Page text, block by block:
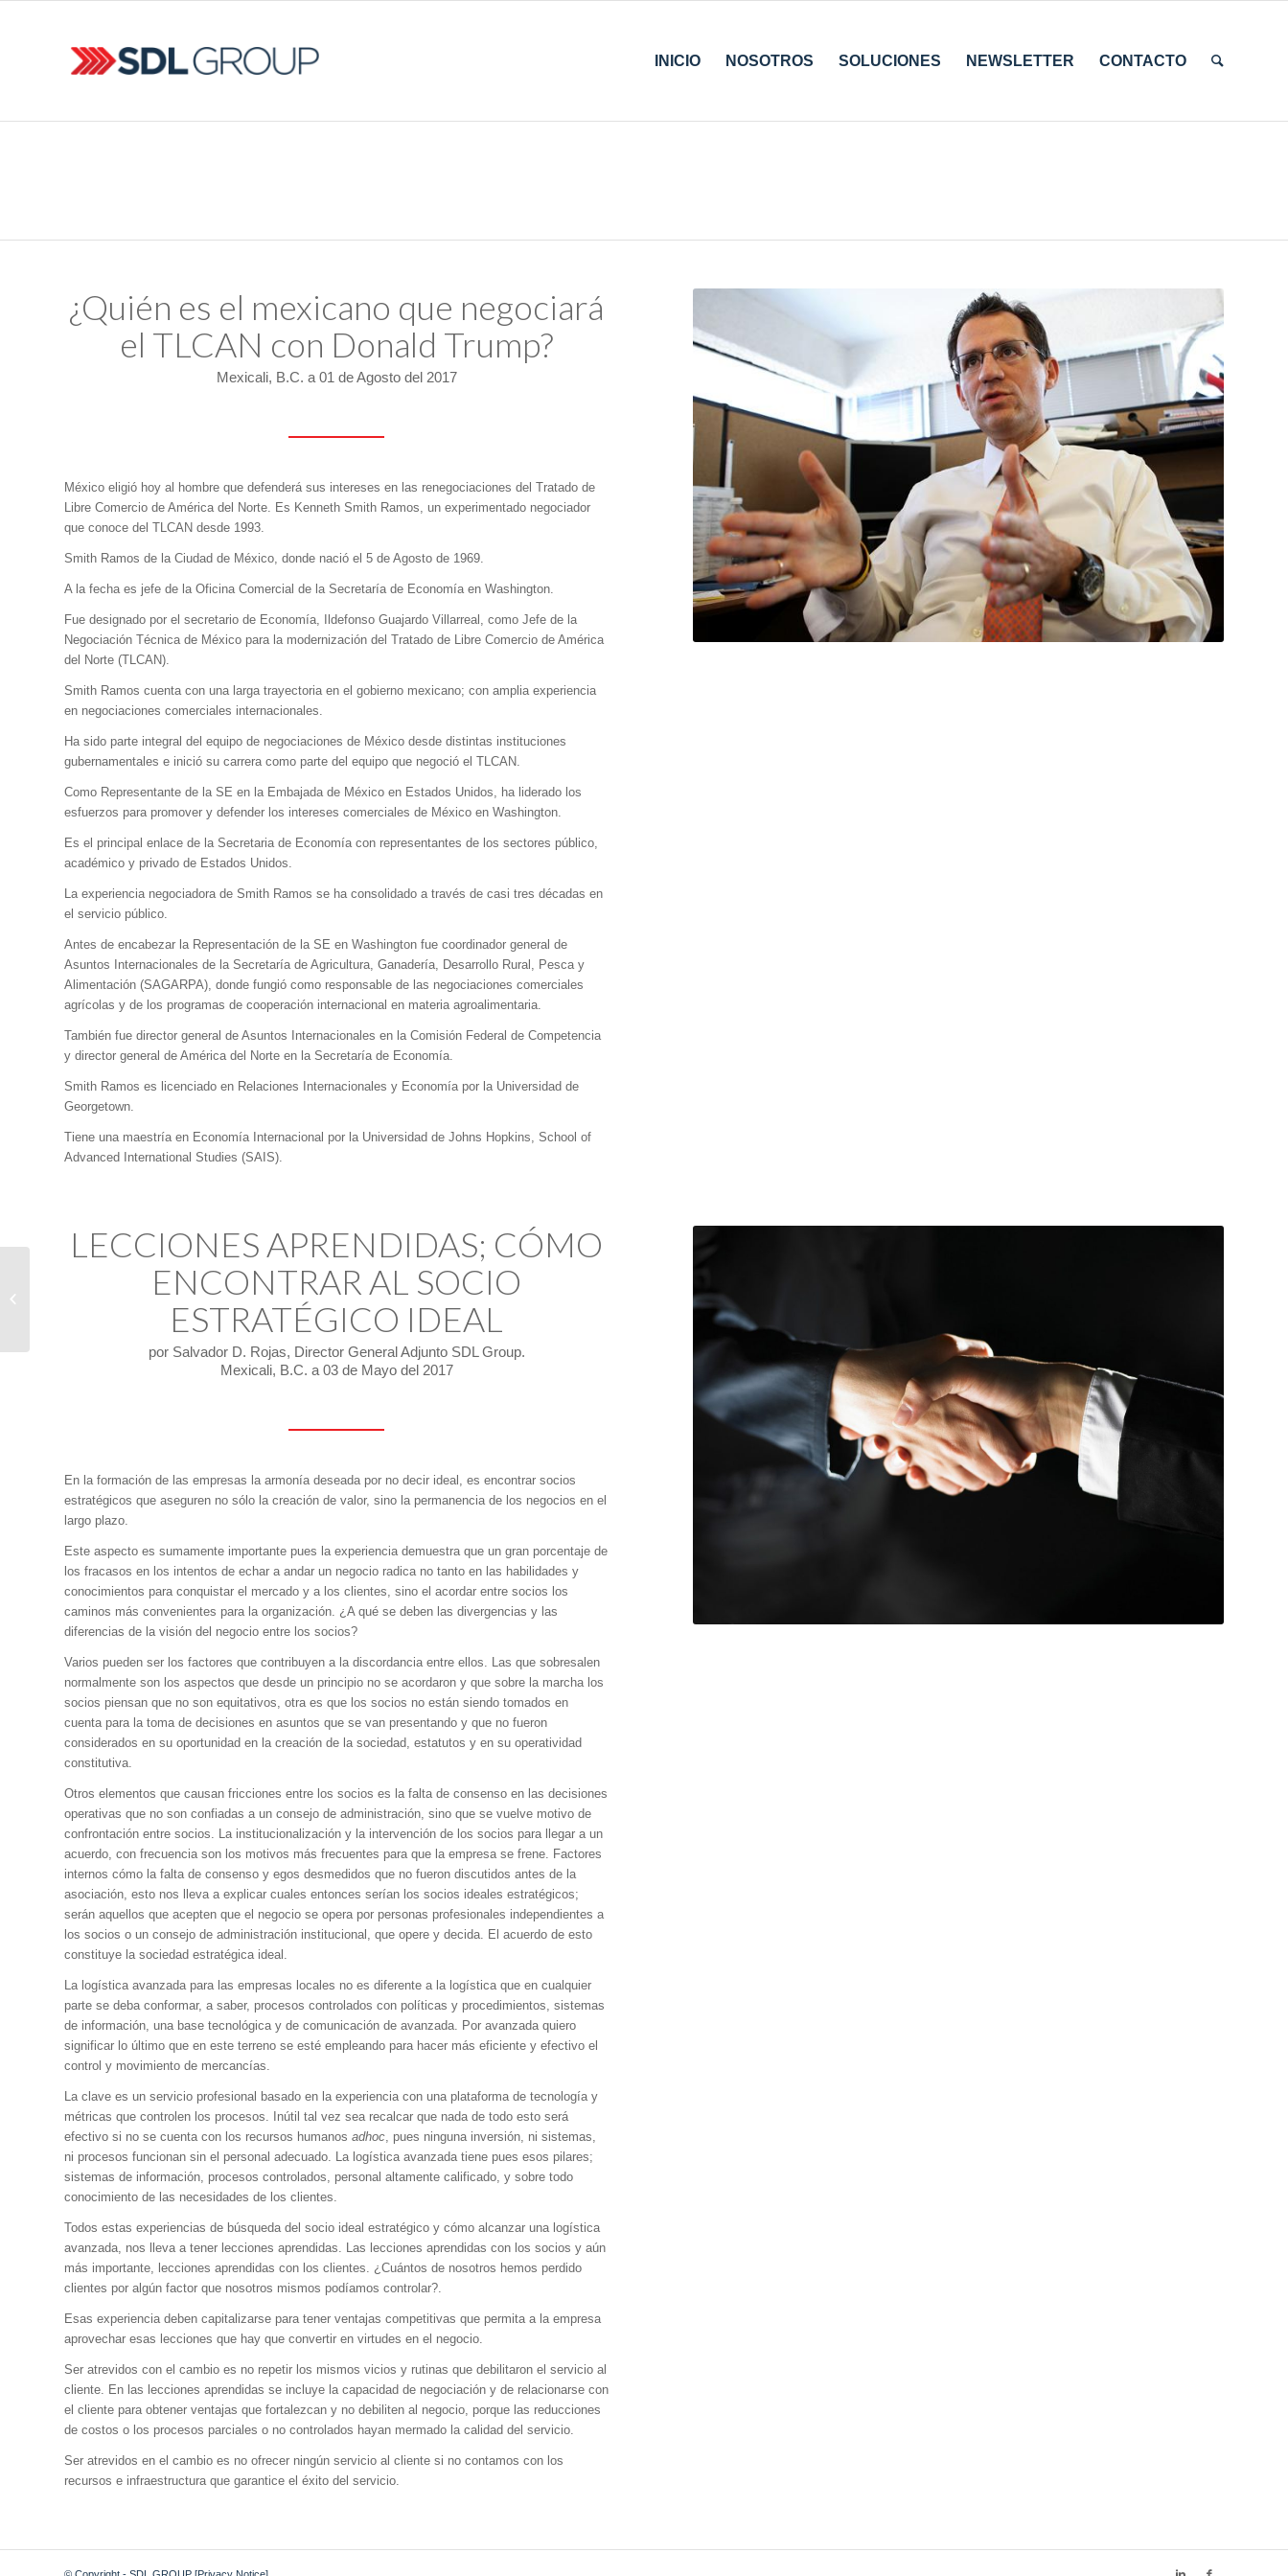
INICIO NOSOTROS SOLUCIONES NEWSLETTER CONTACTO
¿Quién es el mexicano que negociará
el TLCAN con Donald Trump?
Mexicali, B.C. a 01 de Agosto del 2017
México eligió hoy al hombre que defenderá sus intereses en las renegociaciones del Tratado de
Libre Comercio de América del Norte. Es Kenneth Smith Ramos, un experimentado negociador
que conoce del TLCAN desde 1993.
Smith Ramos de la Ciudad de México, donde nació el 5 de Agosto de 1969.
A la fecha es jefe de la Oficina Comercial de la Secretaría de Economía en Washington.
Fue designado por el secretario de Economía, Ildefonso Guajardo Villarreal, como Jefe de la
Negociación Técnica de México para la modernización del Tratado de Libre Comercio de América
del Norte (TLCAN).
Smith Ramos cuenta con una larga trayectoria en el gobierno mexicano; con amplia experiencia
en negociaciones comerciales internacionales.
Ha sido parte integral del equipo de negociaciones de México desde distintas instituciones
gubernamentales e inició su carrera como parte del equipo que negoció el TLCAN.
Como Representante de la SE en la Embajada de México en Estados Unidos, ha liderado los
esfuerzos para promover y defender los intereses comerciales de México en Washington.
Es el principal enlace de la Secretaria de Economía con representantes de los sectores público,
académico y privado de Estados Unidos.
La experiencia negociadora de Smith Ramos se ha consolidado a través de casi tres décadas en
el servicio público.
Antes de encabezar la Representación de la SE en Washington fue coordinador general de
Asuntos Internacionales de la Secretaría de Agricultura, Ganadería, Desarrollo Rural, Pesca y
Alimentación (SAGARPA), donde fungió como responsable de las negociaciones comerciales
agrícolas y de los programas de cooperación internacional en materia agroalimentaria.
También fue director general de Asuntos Internacionales en la Comisión Federal de Competencia
y director general de América del Norte en la Secretaría de Economía.
Smith Ramos es licenciado en Relaciones Internacionales y Economía por la Universidad de
Georgetown.
Tiene una maestría en Economía Internacional por la Universidad de Johns Hopkins, School of
Advanced International Studies (SAIS).
LECCIONES APRENDIDAS; CÓMO
ENCONTRAR AL SOCIO
ESTRATÉGICO IDEAL
por Salvador D. Rojas, Director General Adjunto SDL Group.
Mexicali, B.C. a 03 de Mayo del 2017
En la formación de las empresas la armonía deseada por no decir ideal, es encontrar socios
estratégicos que aseguren no sólo la creación de valor, sino la permanencia de los negocios en el
largo plazo.
Este aspecto es sumamente importante pues la experiencia demuestra que un gran porcentaje de
los fracasos en los intentos de echar a andar un negocio radica no tanto en las habilidades y
conocimientos para conquistar el mercado y a los clientes, sino el acordar entre socios los
caminos más convenientes para la organización. ¿A qué se deben las divergencias y las
diferencias de la visión del negocio entre los socios?
Varios pueden ser los factores que contribuyen a la discordancia entre ellos. Las que sobresalen
normalmente son los aspectos que desde un principio no se acordaron y que sobre la marcha los
socios piensan que no son equitativos, otra es que los socios no están siendo tomados en
cuenta para la toma de decisiones en asuntos que se van presentando y que no fueron
considerados en su oportunidad en la creación de la sociedad, estatutos y en su operatividad
constitutiva.
Otros elementos que causan fricciones entre los socios es la falta de consenso en las decisiones
operativas que no son confiadas a un consejo de administración, sino que se vuelve motivo de
confrontación entre socios. La institucionalización y la intervención de los socios para llegar a un
acuerdo, con frecuencia son los motivos más frecuentes para que la empresa se frene. Factores
internos cómo la falta de consenso y egos desmedidos que no fueron discutidos antes de la
asociación, esto nos lleva a explicar cuales entonces serían los socios ideales estratégicos;
serán aquellos que acepten que el negocio se opera por personas profesionales independientes a
los socios o un consejo de administración institucional, que opere y decida. El acuerdo de esto
constituye la sociedad estratégica ideal.
La logística avanzada para las empresas locales no es diferente a la logística que en cualquier
parte se deba conformar, a saber, procesos controlados con políticas y procedimientos, sistemas
de información, una base tecnológica y de comunicación de avanzada. Por avanzada quiero
significar lo último que en este terreno se esté empleando para hacer más eficiente y efectivo el
control y movimiento de mercancías.
La clave es un servicio profesional basado en la experiencia con una plataforma de tecnología y
métricas que controlen los procesos. Inútil tal vez sea recalcar que nada de todo esto será
efectivo si no se cuenta con los recursos humanos adhoc , pues ninguna inversión, ni sistemas,
ni procesos funcionan sin el personal adecuado. La logística avanzada tiene pues esos pilares;
sistemas de información, procesos controlados, personal altamente calificado, y sobre todo
conocimiento de las necesidades de los clientes.
Todos estas experiencias de búsqueda del socio ideal estratégico y cómo alcanzar una logística
avanzada, nos lleva a tener lecciones aprendidas. Las lecciones aprendidas con los socios y aún
más importante, lecciones aprendidas con los clientes. ¿Cuántos de nosotros hemos perdido
clientes por algún factor que nosotros mismos podíamos controlar?.
Esas experiencia deben capitalizarse para tener ventajas competitivas que permita a la empresa
aprovechar esas lecciones que hay que convertir en virtudes en el negocio.
Ser atrevidos con el cambio es no repetir los mismos vicios y rutinas que debilitaron el servicio al
cliente. En las lecciones aprendidas se incluye la capacidad de negociación y de relacionarse con
el cliente para obtener ventajas que fortalezcan y no debiliten al negocio, porque las reducciones
de costos o los procesos parciales o no controlados hayan mermado la calidad del servicio.
Ser atrevidos en el cambio es no ofrecer ningún servicio al cliente si no contamos con los
recursos e infraestructura que garantice el éxito del servicio.
prepara para transmitir